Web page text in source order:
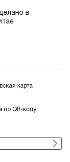
в
карта
по QR-коду